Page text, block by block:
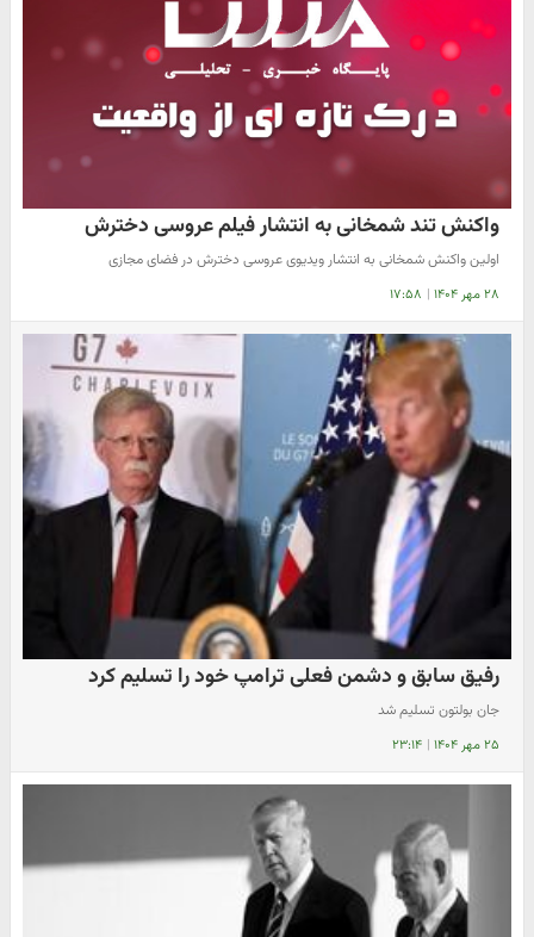
واکنش تند شمخانی به انتشار فیلم عروسی دخترش
اولین واکنش‌ شمخانی به انتشار ویدیوی عروسی دخترش در فضای مجازی
۲۸ مهر ۱۴۰۴ | ۱۷:۵۸
رفیق سابق و دشمن فعلی ترامپ خود را تسلیم کرد
جان بولتون تسلیم شد
۲۵ مهر ۱۴۰۴ | ۲۳:۱۴